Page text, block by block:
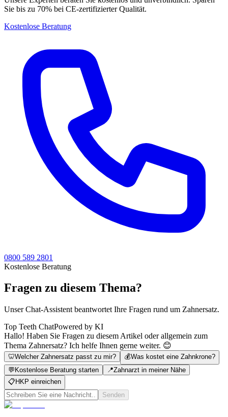
Sie bis zu 70% bei CE-zertifizierter Qualität.
Kostenlose Beratung
0800 589 2801
Kostenlose Beratung
Fragen zu diesem Thema?
Unser Chat-Assistent beantwortet Ihre Fragen rund um Zahnersatz.
Top Teeth ChatPowered by KI
Hallo! Haben Sie Fragen zu diesem Artikel oder allgemein zum
Thema Zahnersatz? Ich helfe Ihnen gerne weiter. 😊
🦷Welcher Zahnersatz passt zu mir? 💰Was kostet eine Zahnkrone?
💬 Kostenlose Beratung starten 📍Zahnarzt in meiner Nähe
📋 HKP einreichen
Senden